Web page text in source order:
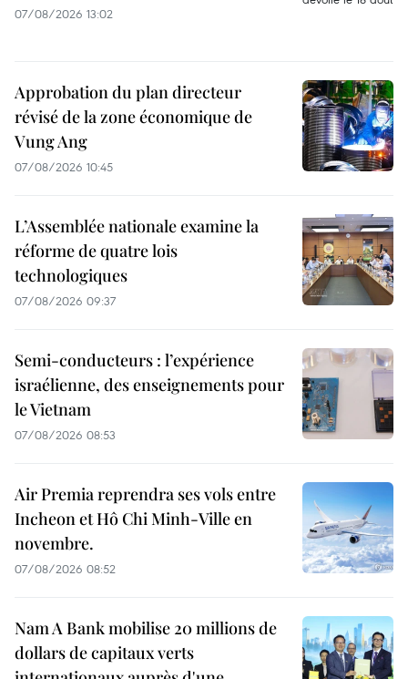
07/08/2026 13:02
Approbation du plan directeur
révisé de la zone économique de
Vung Ang
07/08/2026 10:45
L’Assemblée nationale examine la
réforme de quatre lois
technologiques
07/08/2026 09:37
Semi-conducteurs : l’expérience
israélienne, des enseignements pour
le Vietnam
07/08/2026 08:53
Air Premia reprendra ses vols entre
Incheon et Hô Chi Minh-Ville en
novembre.
07/08/2026 08:52
Nam A Bank mobilise 20 millions de
dollars de capitaux verts